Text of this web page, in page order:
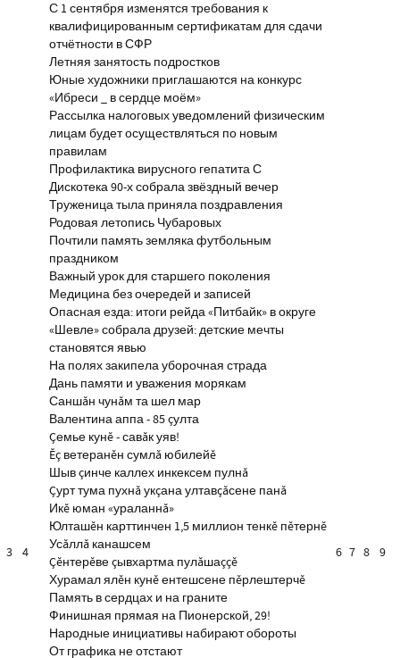
3 4
С 1 сентября изменятся требования к
квалифицированным сертификатам для сдачи
отчётности в СФР
Летняя занятость подростков
Юные художники приглашаются на конкурс
«Ибреси _ в сердце моём»
Рассылка налоговых уведомлений физическим
лицам будет осуществляться по новым
правилам
Профилактика вирусного гепатита С
Дискотека 90-х собрала звёздный вечер
Труженица тыла приняла поздравления
Родовая летопись Чубаровых
Почтили память земляка футбольным
праздником
Важный урок для старшего поколения
Медицина без очередей и записей
Опасная езда: итоги рейда «Питбайк» в округе
«Шевле» собрала друзей: детские мечты
становятся явью
На полях закипела уборочная страда
Дань памяти и уважения морякам
Саншăн чунăм та шел мар
Валентина аппа - 85 çулта
Çемье кунĕ - савăк уяв!
Ĕç ветеранĕн сумлă юбилейĕ
Шыв çинче каллех инкексем пулнă
Çурт тума пухнă укçана ултавçăсене панă
Икĕ юман «ураланнă»
Юлташĕн карттинчен 1,5 миллион тенкĕ пĕтернĕ
Усăллă канашсем
Çĕнтерĕве çывхартма пулăшаççĕ
Хурамал ялĕн кунĕ ентешсене пĕрлештерчĕ
Память в сердцах и на граните
Финишная прямая на Пионерской, 29!
Народные инициативы набирают обороты
От графика не отстают
6 7 8 9